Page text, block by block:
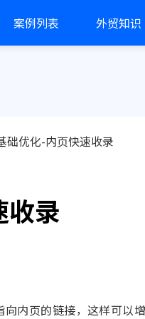
案例列表 外贸知识
础优化-内页快速收录
录
内页的链接，这样可以